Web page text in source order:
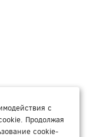
с
Продолжая
cookie-